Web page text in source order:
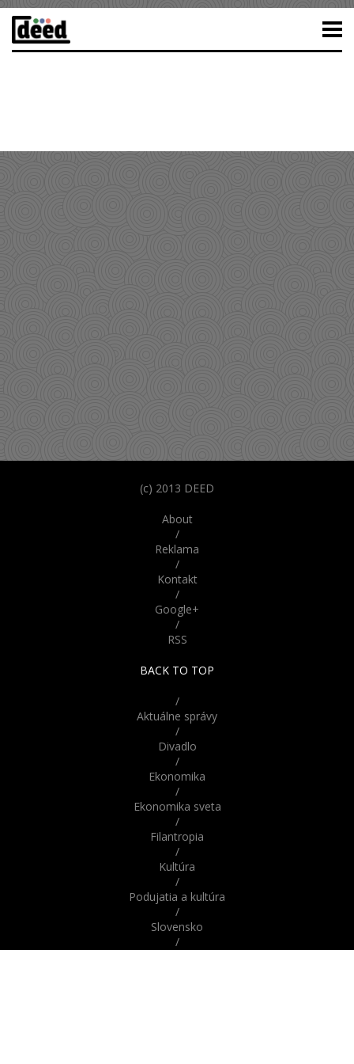
(c) 2013 DEED
About
/
Reklama
/
Kontakt
/
Google+
/
RSS
BACK TO TOP
/
Aktuálne správy
/
Divadlo
/
Ekonomika
/
Ekonomika sveta
/
Filantropia
/
Kultúra
/
Podujatia a kultúra
/
Slovensko
/